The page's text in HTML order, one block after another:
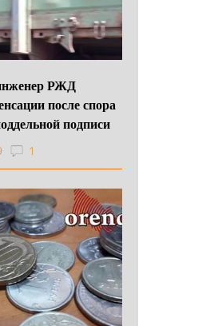
РЖД
после спора
подписи
1